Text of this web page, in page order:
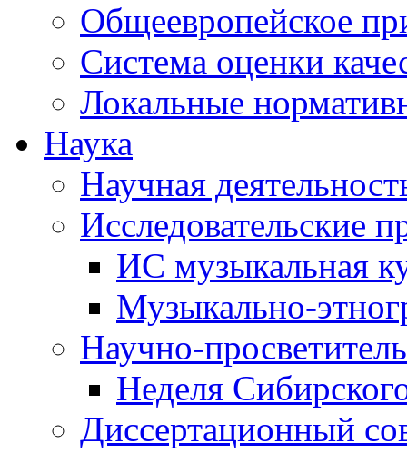
Общеевропейское
Система оценки
Локальные
Наука
Научная
Исследовательские
ИС музыкальная
Музыкально-
Научно-
Неделя
Диссертационный